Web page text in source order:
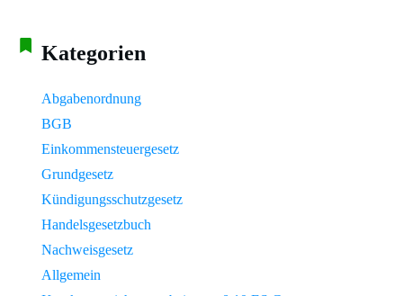
Kategorien
Abgabenordnung
BGB
Einkommensteuergesetz
Grundgesetz
Kündigungsschutzgesetz
Handelsgesetzbuch
Nachweisgesetz
Allgemein